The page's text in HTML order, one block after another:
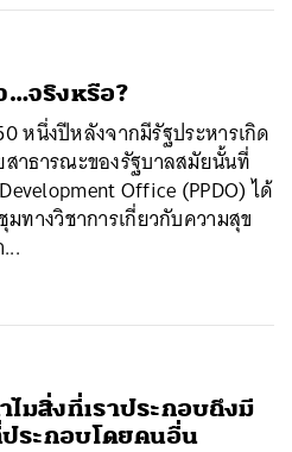
จริงหรือ?
หนึ่งปีหลังจากมีรัฐประหารเกิด
าธารณะของรัฐบาลสมัยนั้นที่
Office (PPDO) ได้
ทางวิชาการเกี่ยวกับความสุข
มสิ่งที่เราประกอบถึงมี
ระกอบโดยคนอื่น